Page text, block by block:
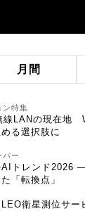
月間
ン特集
線LANの現在地
る選択肢に
パー
AIトレンド2026
「転換点」
衛星測位サ